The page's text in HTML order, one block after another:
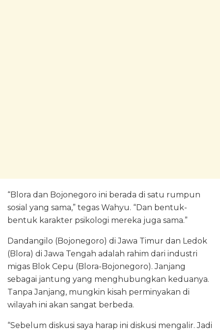
“Blora dan Bojonegoro ini berada di satu rumpun
sosial yang sama,” tegas Wahyu. “Dan bentuk-
bentuk karakter psikologi mereka juga sama.”
Dandangilo (Bojonegoro) di Jawa Timur dan Ledok
(Blora) di Jawa Tengah adalah rahim dari industri
migas Blok Cepu (Blora-Bojonegoro). Janjang
sebagai jantung yang menghubungkan keduanya.
Tanpa Janjang, mungkin kisah perminyakan di
wilayah ini akan sangat berbeda.
“Sebelum diskusi saya harap ini diskusi mengalir. Jadi